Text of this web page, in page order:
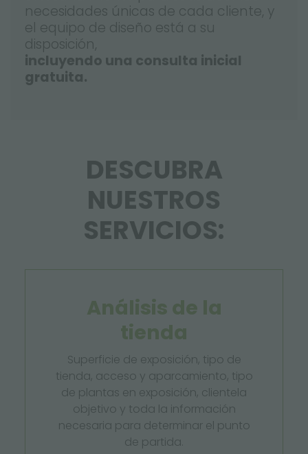
necesidades únicas de cada cliente, y
el equipo de diseño está a su
disposición,
incluyendo una consulta inicial
gratuita.
DESCUBRA
NUESTROS
SERVICIOS:
Análisis de la
tienda
Superficie de exposición, tipo de
tienda, acceso y aparcamiento, tipo
de plantas en exposición, clientela
objetivo y toda la información
necesaria para determinar el punto
de partida.